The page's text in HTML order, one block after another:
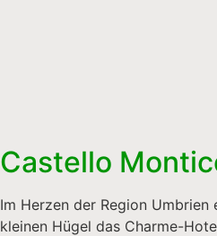
Castello
Im Herzen der Region Umbrien
kleinen Hügel das Charme-